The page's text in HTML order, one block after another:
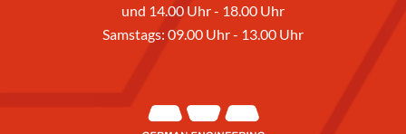
und 14.00 Uhr - 18.00 Uhr
Samstags: 09.00 Uhr - 13.00 Uhr